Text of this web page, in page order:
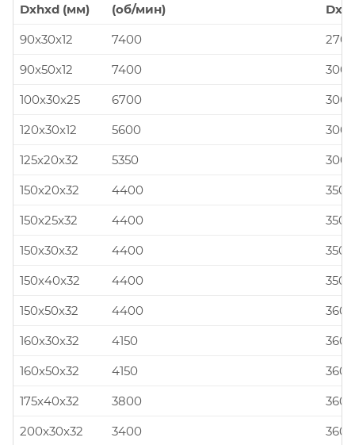
Dxhxd (мм)
(об/мин)
90x30x12
7400
90x50x12
7400
100x30x25
6700
120x30x12
5600
125x20x32
5350
150x20x32
4400
150x25x32
4400
150x30x32
4400
150x40x32
4400
150x50x32
4400
160x30x32
4150
160x50x32
4150
175x40x32
3800
200x30x32
3400